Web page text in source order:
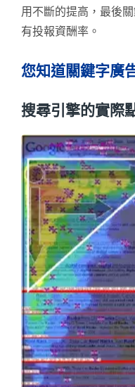
用不斷的提高，最後
有投報資酬率。
您知道關鍵字廣
搜尋引擎的實際